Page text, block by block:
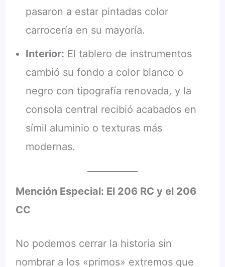
pasaron a estar pintadas color
carrocería en su mayoría.
Interior: El tablero de instrumentos
cambió su fondo a color blanco o
negro con tipografía renovada, y la
consola central recibió acabados en
símil aluminio o texturas más
modernas.
Mención Especial: El 206 RC y el 206
CC
No podemos cerrar la historia sin
nombrar a los «primos» extremos que